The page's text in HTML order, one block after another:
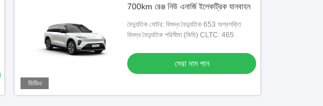
ভিডিও
700km রেঞ্জ নিউ এনার্জি ইলেকট্রিক যানবাহন
বৈদ্যুতিক মোটর: বিশুদ্ধ বৈদ্যুতিক 653 অশ্বশক্তি
বিশুদ্ধ বৈদ্যুতিক পরিসীমা (কিমি) CLTC: 465
সেরা দাম পান